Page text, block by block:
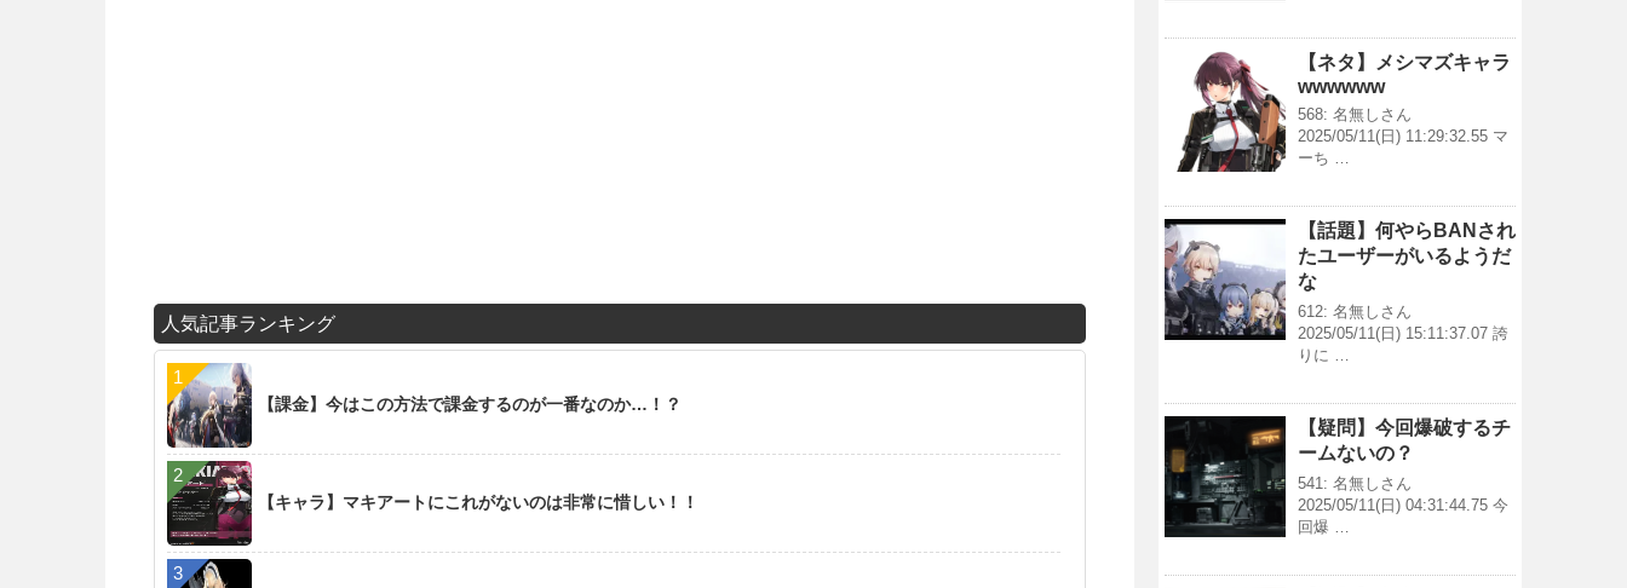
人気記事ランキング
【課金】今はこの方法で課金するのが一番なのか…！？
【キャラ】マキアートにこれがないのは非常に惜しい！！
【ネタ】メシマズキャラ
wwwwww
568: 名無しさん
2025/05/11(日) 11:29:32.55 マ
ーち …
【話題】何やらBANされ
たユーザーがいるようだ
な
612: 名無しさん
2025/05/11(日) 15:11:37.07 誇
りに …
【疑問】今回爆破するチ
ームないの？
541: 名無しさん
2025/05/11(日) 04:31:44.75 今
回爆 …